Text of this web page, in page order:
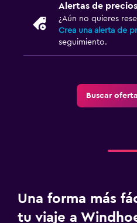
Alertas de precios
¿Aún no quieres
Crea una alerta de
seguimiento.
Buscar
Una forma más
tu viaje a